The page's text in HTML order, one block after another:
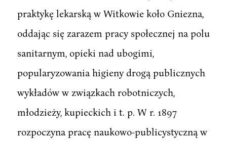
praktykę lekarską w Witkowie koło Gniezna,
oddając się zarazem pracy społecznej na polu
sanitarnym, opieki nad ubogimi,
popularyzowania higieny drogą publicznych
wykładów w związkach robotniczych,
młodzieży, kupieckich i t. p. W r. 1897
rozpoczyna pracę naukowo-publicystyczną w